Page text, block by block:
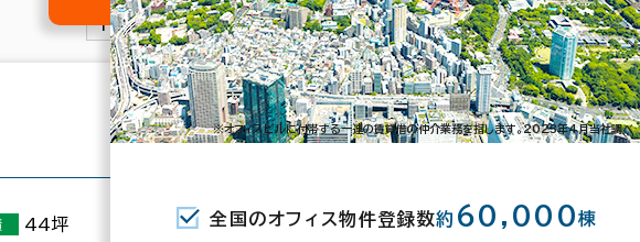
1 2
お問い合わせ番号：021-14044
44坪
※オフィスビルに付帯する一連の賃貸借の仲介業務を指します。2023年4月当社調べ
全国のオフィス物件登録数約 60,000棟